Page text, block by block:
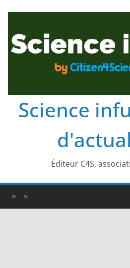
Science
Éditeur C4S,